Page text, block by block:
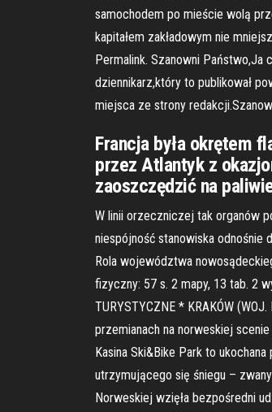
samochodem po mieście wolą
kapitałem zakładowym nie
Permalink. Szanowni Państwo,Ja
dziennikarz,który to publikował
miejsca ze strony
Francja była okrętem
przez Atlantyk z
zaoszczędzić na
W linii orzeczniczej tak organów
niespójność stanowiska odnośnie
Rola województwa
fizyczny: 57 s. 2 mapy, 13 tab. 2
TURYSTYCZNE * KRAKÓW
przemianach na norweskiej
Kasina Ski&Bike Park to
utrzymującego się śniegu –
Norweskiej wzięła bezpośredni